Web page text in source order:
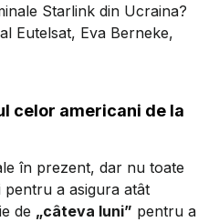
Starlink din Ucraina?
Eutelsat, Eva Berneke,
celor americani de la
în prezent, dar nu toate
a asigura atât
de „câteva luni” pentru a